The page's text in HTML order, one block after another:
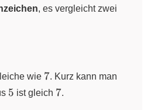
, es vergleicht zwei
wie 7
7. Kurz kann man
5
5 ist gleich 7
7.